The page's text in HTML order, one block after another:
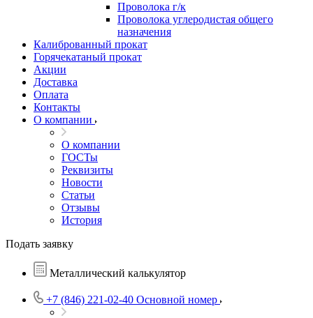
Проволока г/к
Проволока углеродистая общего
назначения
Калиброванный прокат
Горячекатаный прокат
Акции
Доставка
Оплата
Контакты
О компании
О компании
ГОСТы
Реквизиты
Новости
Статьи
Отзывы
История
Подать заявку
Металлический калькулятор
+7 (846) 221-02-40 Основной номер